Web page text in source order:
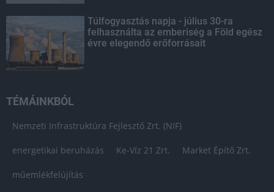
Túlfogyasztás napja - július 30-ra
felhasználta az emberiség a Föld egész
évre elegendő erőforrásait
TÉMÁINKBÓL
Nemzeti Infrastruktúra Fejlesztő Zrt. (NIF)
energetikai beruházás Ke-Víz 21 Zrt. Market Építő Zrt.
műemlékfelújítás